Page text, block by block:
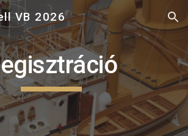
Skip to navigation
VB 2026